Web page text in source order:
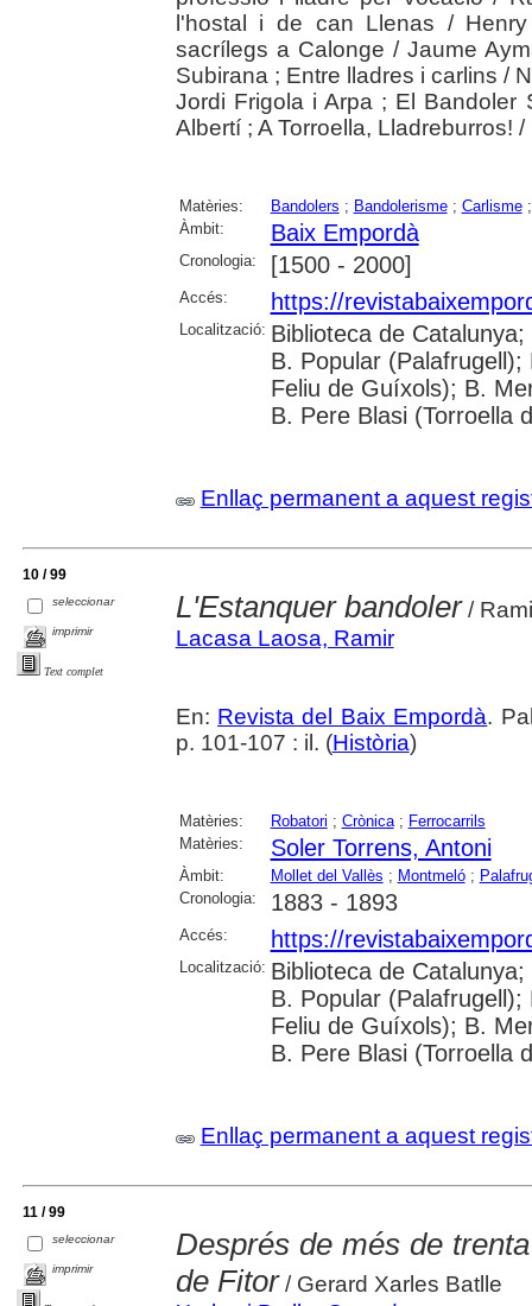
l'hostal i de can Llenas /
sacrílegs a Calonge / Jaume
Subirana ; Entre lladres i carlins /
Jordi Frigola i Arpa ; El
Albertí ; A Torroella, Lladreburros!
Matèries: Bandolers ; Bandolerisme; Carlisme
Àmbit:
Baix Empordà
Cronologia: [1500 - 2000]
Accés: https://
Localització: Biblioteca de
B. Popular
Feliu de Guíxols); B.
B. Pere Blasi (Torroella
Enllaç permanent a aquest
10 / 99
seleccionar
imprimir
Text complet
L'Estanquer bandoler/
Lacasa Laosa, Ramir
En: Revista del Baix Empordà.
p. 101-107 : il. (Història)
Matèries: Robatori ; Crònica; Ferrocarrils
Matèries:
Soler Torrens, Antoni
Àmbit: Mollet del Vallès ; Montmeló;
Cronologia:
1883 - 1893
Accés: https://
Localització: Biblioteca de
B. Popular
Feliu de Guíxols); B.
B. Pere Blasi (Torroella
Enllaç permanent a aquest
11 / 99
seleccionar
imprimir
Després de més de
de Fitor/ Gerard Xarles Batlle